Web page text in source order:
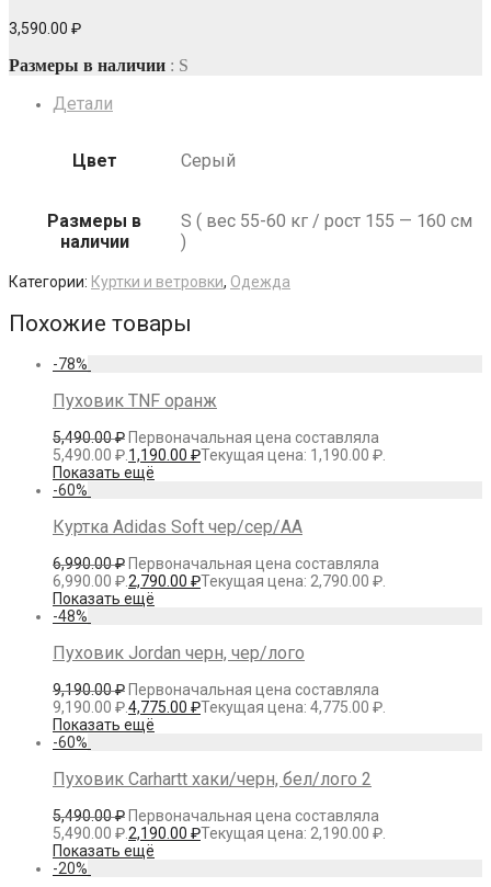
3,590.00 ₽
Размеры в наличии : S
Детали
Цвет Серый
Размеры в
наличии
S ( вес 55-60 кг / рост 155 — 160 см
)
Категории: Куртки и ветровки, Одежда
Похожие товары
-78%
Пуховик TNF оранж
5,490.00₽ Первоначальная цена составляла
5,490.00 ₽. 1,190.00 ₽Текущая цена: 1,190.00 ₽.
Показать ещё
-60%
Куртка Adidas Soft чер/сер/AA
6,990.00₽ Первоначальная цена составляла
6,990.00 ₽.2,790.00 ₽Текущая цена: 2,790.00 ₽.
Показать ещё
-48%
Пуховик Jordan черн, чер/лого
9,190.00₽ Первоначальная цена составляла
9,190.00 ₽.4,775.00 ₽Текущая цена: 4,775.00 ₽.
Показать ещё
-60%
Пуховик Carhartt хаки/черн, бел/лого 2
5,490.00₽ Первоначальная цена составляла
5,490.00 ₽.2,190.00 ₽Текущая цена: 2,190.00 ₽.
Показать ещё
-20%